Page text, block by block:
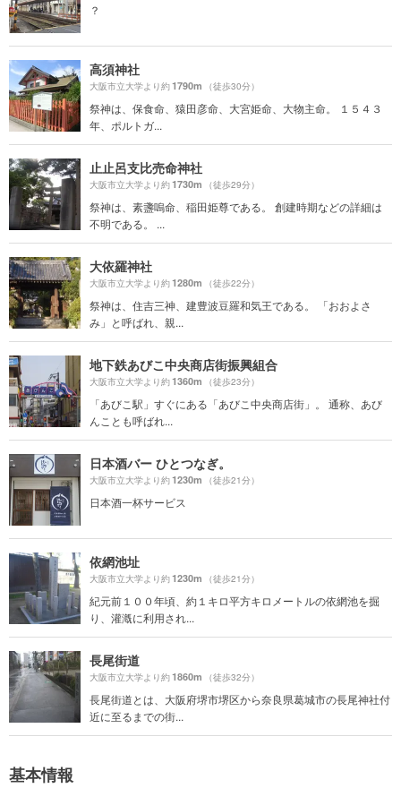
？
高須神社
大阪市立大学より約1790m （徒歩30分）
祭神は、保食命、猿田彦命、大宮姫命、大物主命。 １５４３
年、ポルトガ...
止止呂支比売命神社
大阪市立大学より約1730m （徒歩29分）
祭神は、素盞嗚命、稲田姫尊である。 創建時期などの詳細は
不明である。 ...
大依羅神社
大阪市立大学より約1280m （徒歩22分）
祭神は、住吉三神、建豊波豆羅和気王である。 「おおよさ
み」と呼ばれ、親...
地下鉄あびこ中央商店街振興組合
大阪市立大学より約1360m （徒歩23分）
「あびこ駅」すぐにある「あびこ中央商店街」。 通称、あび
んことも呼ばれ...
日本酒バー ひとつなぎ。
大阪市立大学より約1230m （徒歩21分）
日本酒一杯サービス
依網池址
大阪市立大学より約1230m （徒歩21分）
紀元前１００年頃、約１キロ平方キロメートルの依網池を掘
り、灌漑に利用され...
長尾街道
大阪市立大学より約1860m （徒歩32分）
長尾街道とは、大阪府堺市堺区から奈良県葛城市の長尾神社付
近に至るまでの街...
基本情報